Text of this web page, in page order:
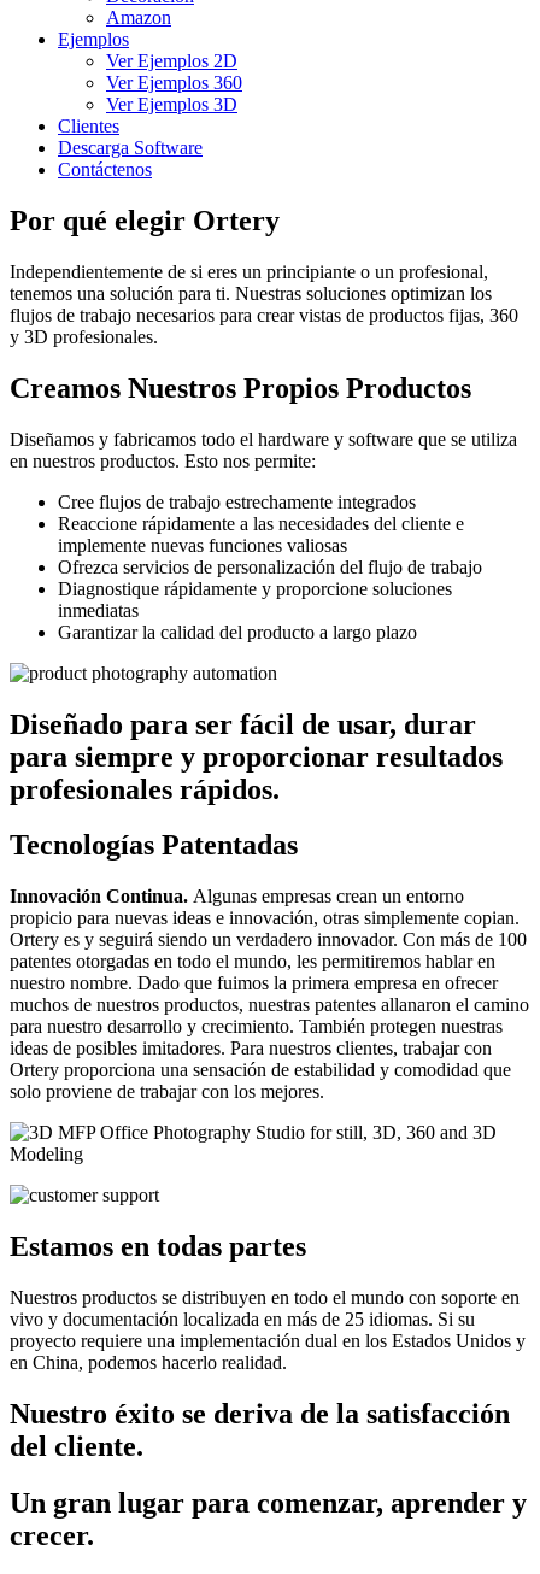
Amazon
Ejemplos
Ver Ejemplos 2D
Ver Ejemplos 360
Ver Ejemplos 3D
Clientes
Descarga Software
Contáctenos
Por qué elegir Ortery
Independientemente de si eres un principiante o un profesional,
tenemos una solución para ti. Nuestras soluciones optimizan los
flujos de trabajo necesarios para crear vistas de productos fijas, 360
y 3D profesionales.
Creamos Nuestros Propios Productos
Diseñamos y fabricamos todo el hardware y software que se utiliza
en nuestros productos. Esto nos permite:
Cree flujos de trabajo estrechamente integrados
Reaccione rápidamente a las necesidades del cliente e
implemente nuevas funciones valiosas
Ofrezca servicios de personalización del flujo de trabajo
Diagnostique rápidamente y proporcione soluciones
inmediatas
Garantizar la calidad del producto a largo plazo
Diseñado para ser fácil de usar, durar
para siempre y proporcionar resultados
profesionales rápidos.
Tecnologías Patentadas
Innovación Continua. Algunas empresas crean un entorno
propicio para nuevas ideas e innovación, otras simplemente copian.
Ortery es y seguirá siendo un verdadero innovador. Con más de 100
patentes otorgadas en todo el mundo, les permitiremos hablar en
nuestro nombre. Dado que fuimos la primera empresa en ofrecer
muchos de nuestros productos, nuestras patentes allanaron el camino
para nuestro desarrollo y crecimiento. También protegen nuestras
ideas de posibles imitadores. Para nuestros clientes, trabajar con
Ortery proporciona una sensación de estabilidad y comodidad que
solo proviene de trabajar con los mejores.
Estamos en todas partes
Nuestros productos se distribuyen en todo el mundo con soporte en
vivo y documentación localizada en más de 25 idiomas. Si su
proyecto requiere una implementación dual en los Estados Unidos y
en China, podemos hacerlo realidad.
Nuestro éxito se deriva de la satisfacción
del cliente.
Un gran lugar para comenzar, aprender y
crecer.